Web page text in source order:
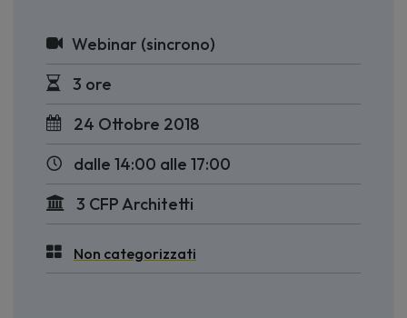
Webinar (sincrono)
3 ore
24 Ottobre 2018
dalle 14:00 alle 17:00
3 CFP Architetti
Non categorizzati